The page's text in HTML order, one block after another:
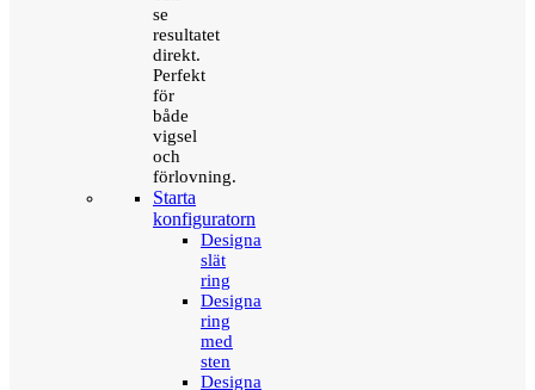
se
resultatet
direkt.
Perfekt
för
både
vigsel
och
förlovning.
Starta
konfiguratorn
Designa
slät
ring
Designa
ring
med
sten
Designa